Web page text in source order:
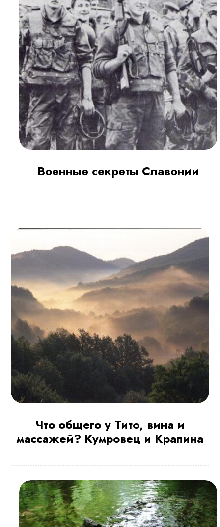
Военные секреты Славонии
Что общего у Тито, вина и
массажей? Кумровец и Крапина